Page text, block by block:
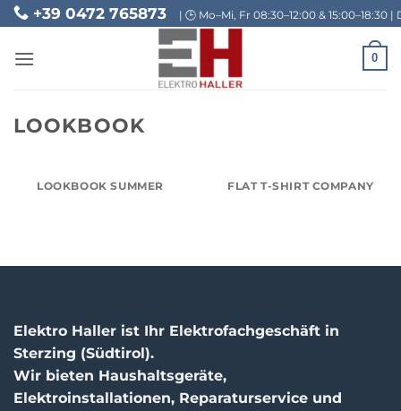
Skip
to
content
+39 0472 765873 | 🕒 Mo–Mi, Fr 08:30–12:00 & 15:00–18:30 |
0
LOOKBOOK
LOOKBOOK SUMMER FLAT T-SHIRT COMPANY
Elektro Haller ist Ihr Elektrofachgeschäft in
Sterzing (Südtirol).
Wir bieten Haushaltsgeräte,
Elektroinstallationen, Reparaturservice und